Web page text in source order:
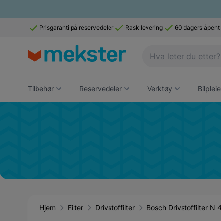
Prisgaranti på reservedeler Rask levering 60 dagers åpent
Tilbehør Reservedeler Verktøy Bilpleie
Hjem Filter Drivstoffilter Bosch Drivstoffilter N